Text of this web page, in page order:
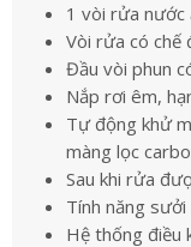
1 vòi rửa nước
Vòi rửa có chế
Đầu vòi phun
Nắp rơi êm,
Tự động khử
màng lọc
Sau khi rửa
Tính năng sưởi
Hệ thống điều